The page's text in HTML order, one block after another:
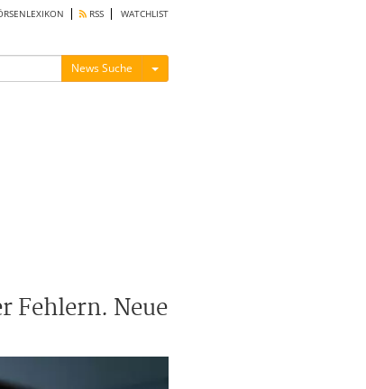
RSS WATCHLIST
News Suche Menü ein-/ausblenden
Fehlern. Neue